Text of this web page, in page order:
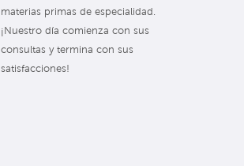
materias primas de especialidad.
¡Nuestro día comienza con sus
consultas y termina con sus
satisfacciones!